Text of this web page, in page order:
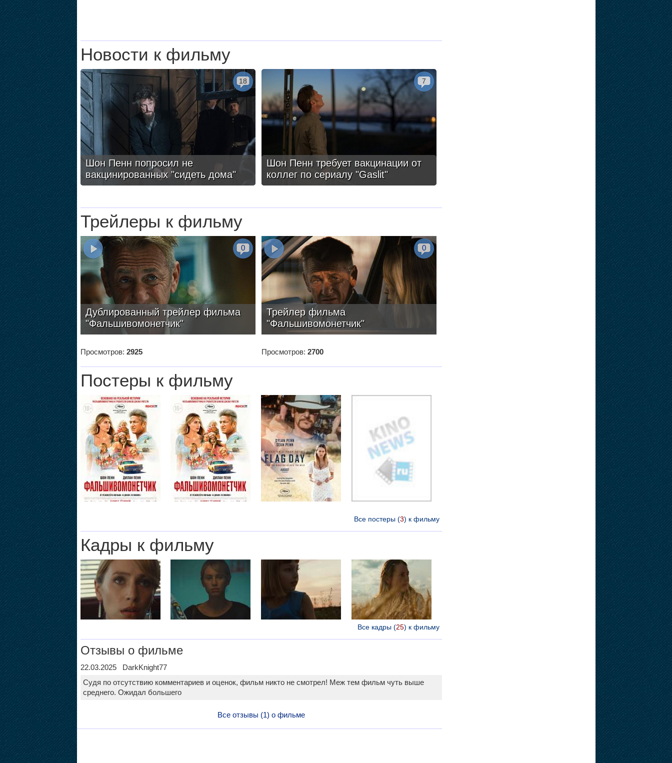
Новости к фильму
Шон Пенн попросил не
вакцинированных "сидеть дома"
18
Шон Пенн требует вакцинации от
коллег по сериалу "Gaslit"
7
Трейлеры к фильму
Дублированный трейлер фильма
"Фальшивомонетчик"
0
Просмотров: 2925
Трейлер фильма
"Фальшивомонетчик"
0
Просмотров: 2700
Постеры к фильму
Все постеры (3) к фильму
Кадры к фильму
Все кадры (25) к фильму
Отзывы о фильме
22.03.2025 DarkKnight77
Судя по отсутствию комментариев и оценок, фильм никто не смотрел! Меж тем фильм чуть выше
среднего. Ожидал большего
Все отзывы (1) о фильме